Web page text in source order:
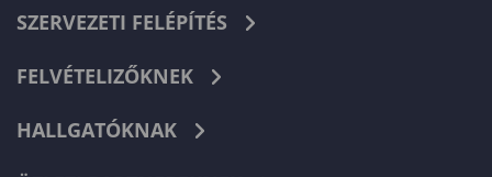
SZERVEZETI FELÉPÍTÉS
FELVÉTELIZŐKNEK
HALLGATÓKNAK